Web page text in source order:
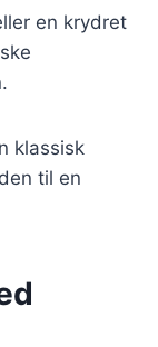
en krydret
klassisk
til en